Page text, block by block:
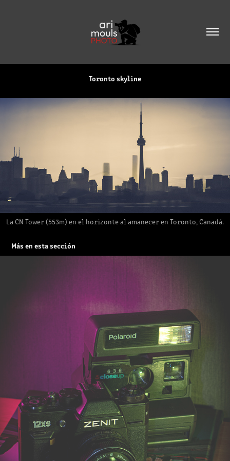
Toronto skyline
La CN Tower (553m) en el horizonte al amanecer en Toronto, Canadá.
Más en esta sección
OLDIES